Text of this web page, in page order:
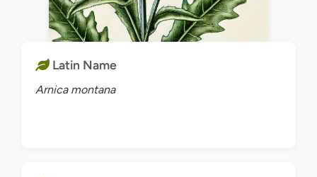
Latin Name
Arnica montana